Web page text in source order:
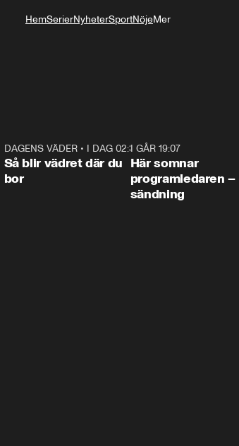
HemSerierNyheterSportNöjeMer
1:06
DAGENS VÄDER• I DAG 02:30
Så blir vädret där du
bor
I GÅR 19:07
Här somnar
programledaren –
sändning